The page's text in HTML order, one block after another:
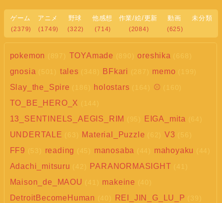
ゲーム
(2379)
アニメ
(1749)
野球
(322)
他感想
(714)
作業/絵/更新
(2084)
動画
(625)
未分類
pokemon (897) TOYAmade (890) oreshika (668)
gnosia (501) tales (348) BFkari (287) memo (199)
Slay_the_Spire (186) holostars (164) ⚾ (160)
TO_BE_HERO_X (144)
13_SENTINELS_AEGIS_RIM (95) EIGA_mita (64)
UNDERTALE (63) Material_Puzzle (62) V3 (56)
FF9 (53) reading (45) manosaba (44) mahoyaku (44)
Adachi_mitsuru (42) PARANORMASIGHT (41)
Maison_de_MAOU (41) makeine (40)
DetroitBecomeHuman (40) REI_JIN_G_LU_P (39)